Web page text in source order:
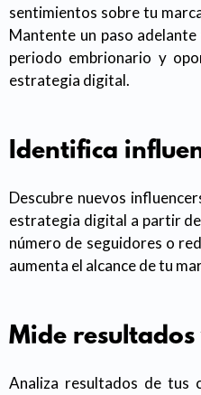
sentimientos sobre tu
Mantente un paso
periodo embrionario y
estrategia digital.
Identifica
Descubre nuevos
estrategia digital a partir
número de seguidores o
aumenta el alcance de tu
Mide
Analiza resultados de tus